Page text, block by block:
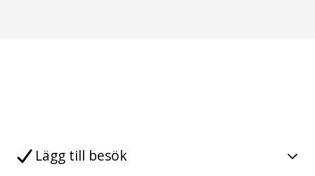
Lägg till besök